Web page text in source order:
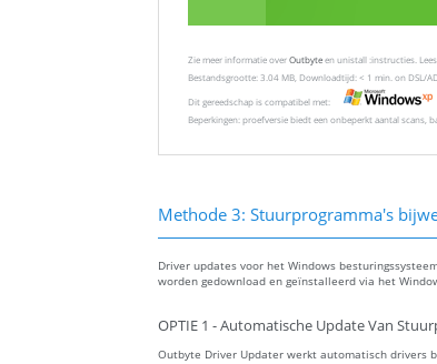
Zie meer informatie overOutbyteen unistall :instructies.
Bestandsgrootte: 3.04 MB, Downloadtijd: < 1 min. on DSL/
Dit gereedschap is compatibel met:
Beperkingen: proefversie biedt een onbeperkt aantal scans,
Methode 3: Stuurprogramma's
Driver updates voor het Windows
worden gedownload en geïnstalleerd via het
OPTIE 1 - Automatische Update Van
Outbyte Driver Updater werkt automatisch drivers